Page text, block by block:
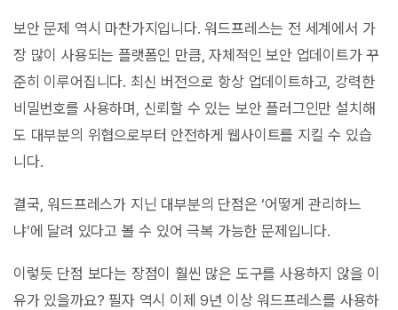
보안 문제 역시 마찬가지입니다. 워드프레스는 전 세계에서 가
장 많이 사용되는 플랫폼인 만큼, 자체적인 보안 업데이트가 꾸
준히 이루어집니다. 최신 버전으로 항상 업데이트하고, 강력한
비밀번호를 사용하며, 신뢰할 수 있는 보안 플러그인만 설치해
도 대부분의 위협으로부터 안전하게 웹사이트를 지킬 수 있습
니다.
결국, 워드프레스가 지닌 대부분의 단점은 ‘어떻게 관리하느
냐’에 달려 있다고 볼 수 있어 극복 가능한 문제입니다.
이렇듯 단점 보다는 장점이 훨씬 많은 도구를 사용하지 않을 이
유가 있을까요? 필자 역시 이제 9년 이상 워드프레스를 사용하